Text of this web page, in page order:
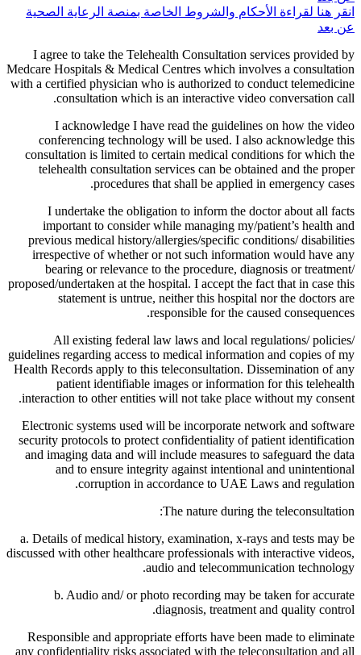
انقر هنا لقراءة الأحكام والشروط الخاصة بمنصة الرعاية الصحية
عن بعد
I agree to take the Telehealth Consultation services provided by
Medcare Hospitals & Medical Centres which involves a consultation
with a certified physician who is authorized to conduct telemedicine
consultation which is an interactive video conversation call.
I acknowledge I have read the guidelines on how the video
conferencing technology will be used. I also acknowledge this
consultation is limited to certain medical conditions for which the
telehealth consultation services can be obtained and the proper
procedures that shall be applied in emergency cases.
I undertake the obligation to inform the doctor about all facts
important to consider while managing my/patient’s health and
previous medical history/allergies/specific conditions/ disabilities
irrespective of whether or not such information would have any
bearing or relevance to the procedure, diagnosis or treatment/
proposed/undertaken at the hospital. I accept the fact that in case this
statement is untrue, neither this hospital nor the doctors are
responsible for the caused consequences.
All existing federal law laws and local regulations/ policies/
guidelines regarding access to medical information and copies of my
Health Records apply to this teleconsultation. Dissemination of any
patient identifiable images or information for this telehealth
interaction to other entities will not take place without my consent.
Electronic systems used will be incorporate network and software
security protocols to protect confidentiality of patient identification
and imaging data and will include measures to safeguard the data
and to ensure integrity against intentional and unintentional
corruption in accordance to UAE Laws and regulation.
The nature during the teleconsultation:
a. Details of medical history, examination, x-rays and tests may be
discussed with other healthcare professionals with interactive videos,
audio and telecommunication technology.
b. Audio and/ or photo recording may be taken for accurate
diagnosis, treatment and quality control.
Responsible and appropriate efforts have been made to eliminate
any confidentiality risks associated with the teleconsultation and all